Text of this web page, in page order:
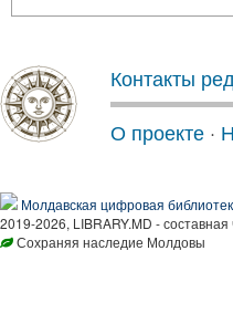
Контакты
О проекте ·
Молдавская цифровая
2019-2026, LIBRARY.MD -
Сохраняя наследие Молдовы